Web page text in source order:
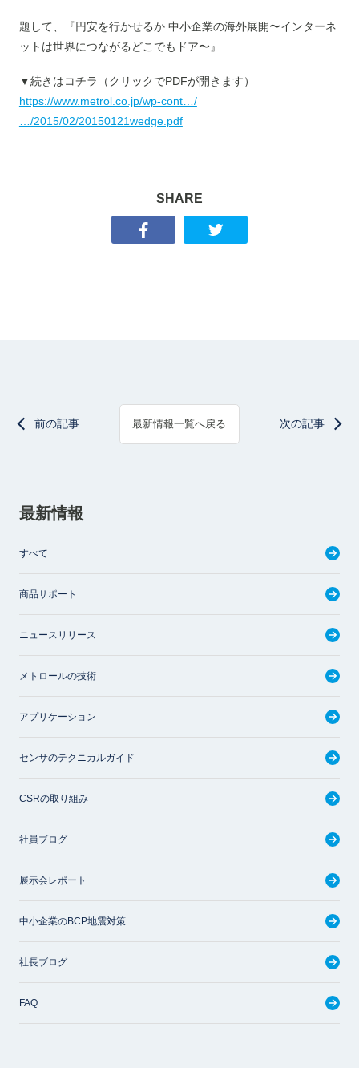
題して、『円安を行かせるか 中小企業の海外展開〜インターネ
ットは世界につながるどこでもドア〜』
▼続きはコチラ（クリックでPDFが開きます）
https://www.metrol.co.jp/wp-cont…/
…/2015/02/20150121wedge.pdf
SHARE
前の記事 最新情報一覧へ戻る 次の記事
最新情報
すべて
商品サポート
ニュースリリース
メトロールの技術
アプリケーション
センサのテクニカルガイド
CSRの取り組み
社員ブログ
展示会レポート
中小企業のBCP地震対策
社長ブログ
FAQ